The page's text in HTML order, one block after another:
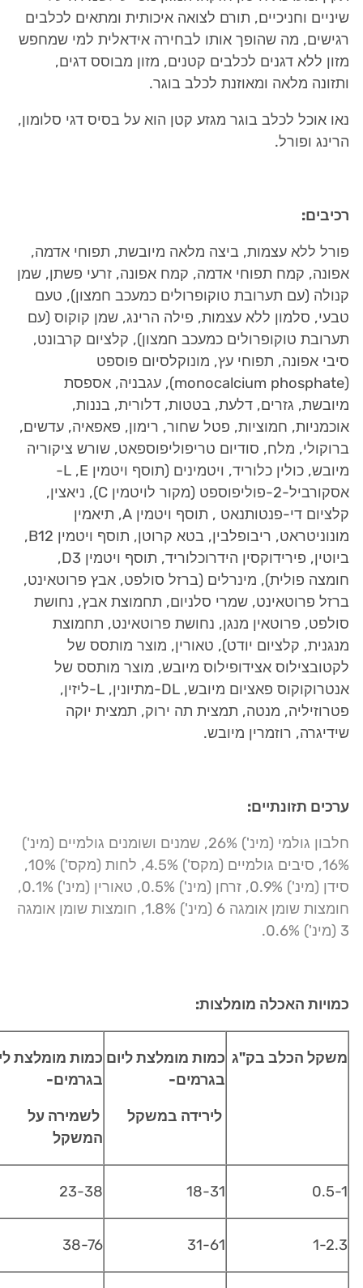
שיניים וחניכיים, תורם לצואה איכותית ומתאים לכלבים
רגישים, מה שהופך אותו לבחירה אידאלית למי שמחפש
מזון ללא דגנים לכלבים קטנים, מזון מבוסס דגים,
ותזונה מלאה ומאוזנת לכלב בוגר.
נאו אוכל לכלב בוגר מגזע קטן הוא על בסיס דגי סלומון,
הרינג ופורל.
רכיבים:
פורל ללא עצמות, ביצה מלאה מיובשת, תפוחי אדמה,
אפונה, קמח תפוחי אדמה, קמח אפונה, זרעי פשתן, שמן
קנולה (עם תערובת טוקופרולים כמעכב חמצון), טעם
טבעי, סלמון ללא עצמות, פילה הרינג, שמן קוקוס (עם
תערובת טוקופרולים כמעכב חמצון), קלציום קרבונט,
סיבי אפונה, תפוחי עץ, מונוקלסיום פוספט
(
monocalcium phosphate), עגבניה, אספסת
מיובשת, גזרים, דלעת, בטטות, דלורית, בננות,
אוכמניות, חמוציות, פטל שחור, רימון, פאפאיה, עדשים,
ברוקולי, מלח, סודיום טריפוליפוספאט, שורש ציקוריה
מיובש, כולין כלוריד, ויטמינים (תוסף ויטמין E
, ‏
L
-
אסקורביל-2-פוליפוספט (מקור לויטמין
C), ניאצין,
קלציום די-פנטותנאט , תוסף ויטמין A, תיאמין
מונוניטראט, ריבופלבין, בטא קרוטן, תוסף ויטמין B12
,
ביוטין, פירידוקסין הידרוכלוריד, תוסף ויטמין D3
,
חומצה פולית), מינרלים (ברזל סולפט, אבץ פרוטאינט,
ברזל פרוטאינט, שמרי סלניום, תחמוצת אבץ, נחושת
סולפט, פרוטאין מנגן, נחושת פרוטאינט, תחמוצת
מנגנית, קלציום יודט), טאורין, מוצר מותסס של
לקטובצילוס אצידופילוס מיובש, מוצר מותסס של
אנטרוקוקוס פאציום מיובש, DL‏-מתיונין, ‏L-ליזין,
פטרוזיליה, מנטה, תמצית תה ירוק, תמצית יוקה
שידיגרה, רוזמרין מיובש.
ערכים תזונתיים:
חלבון גולמי (מינ') 26%, שמנים ושומנים גולמיים (מינ')
16%, סיבים גולמיים (מקס') 4.5%, לחות (מקס') 10%,
סידן (מינ') 0.9%, זרחן (מינ') 0.5%, טאורין (מינ') 0.1%,
חומצות שומן אומגה 6 (מינ') 1.8%, חומצות שומן אומגה
3 (מינ') 0.6%.
כמויות האכלה מומלצות:
משקל הכלב בק"ג כמות מומלצת ליום
בגרמים-
לירידה במשקל
כמות מומלצת
בגרמים-
לשמירה על
המשקל
0.5-1
18-31
23-38
1-2.3
31-61
38-76